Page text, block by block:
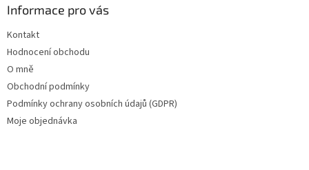
Informace pro vás
Kontakt
Hodnocení obchodu
O mně
Obchodní podmínky
Podmínky ochrany osobních údajů (GDPR)
Moje objednávka